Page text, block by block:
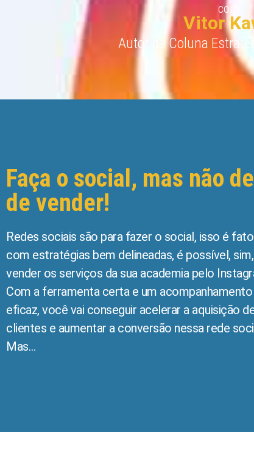
com
Vitor
Autor da Coluna
Faça o social, mas não
de vender!
Redes sociais são para fazer o social, isso é
com estratégias bem delineadas, é possível, sim,
vender os serviços da sua academia pelo
Com a ferramenta certa e um acompanhamento
eficaz, você vai conseguir acelerar a aquisição
clientes e aumentar a conversão nessa rede
Mas…